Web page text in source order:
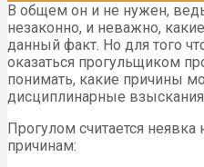
В общем он и не нужен,
незаконно, и неважно,
данный факт. Но для того
оказаться прогульщиком
понимать, какие причины
дисциплинарные
Прогулом считается
причинам: